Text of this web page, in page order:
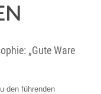
„Gute Ware
den führenden